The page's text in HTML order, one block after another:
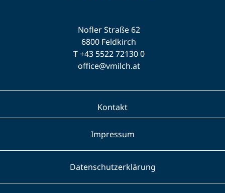
Nofler Straße 62
6800 Feldkirch
T +43 5522 72130 0
office@vmilch.at
Kontakt
Impressum
Datenschutzerklärung